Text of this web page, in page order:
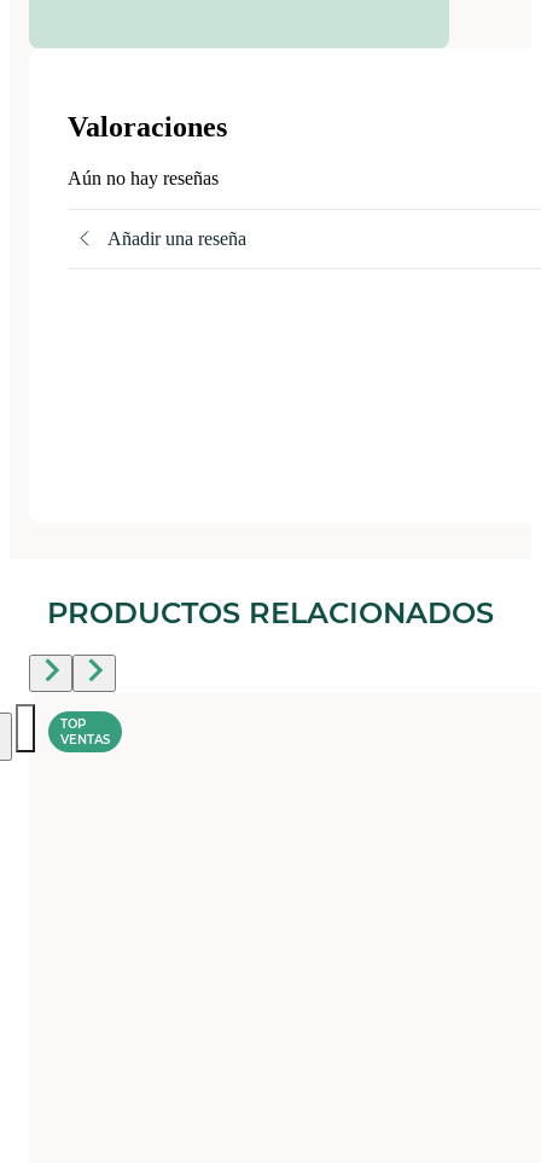
Valoraciones
Aún no hay reseñas
Añadir una reseña
PRODUCTOS RELACIONADOS
TOP
VENTAS